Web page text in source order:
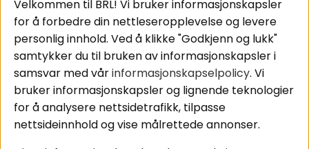
bilforsterker
Koblingsguide for
midbasser
Butikker
Våre ambassadører
- Team BRL
Service / Garanti /
Retur
Velkommen til BRL! Vi bruker informasjonskapsler
for å forbedre din nettleseropplevelse og levere
personlig innhold. Ved å klikke "Godkjenn og lukk"
samtykker du til bruken av informasjonskapsler i
samsvar med vårinformasjonskapselpolicy. Vi
bruker informasjonskapsler og lignende teknologier
for å analysere nettsidetrafikk, tilpasse
nettsideinnhold og vise målrettede annonser.